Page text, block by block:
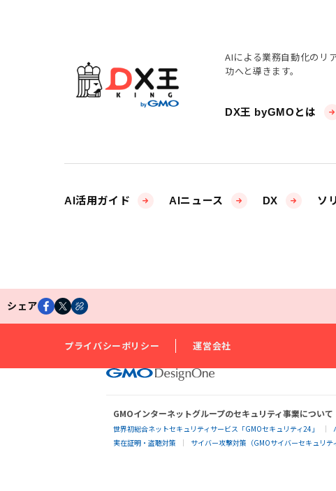
AIによる業務自動化のリ
功へと導きます。
DX王 byGMOとは
AI活用ガイド AIニュース DX ソ
シェア
プライバシーポリシー 運営会社
GMOインターネットグループのセキュリティ事業について
世界初総合ネットセキュリティサービス「GMOセキュリティ24」
実在証明・盗聴対策
サイバー攻撃対策（GMOサイバーセキュリテ